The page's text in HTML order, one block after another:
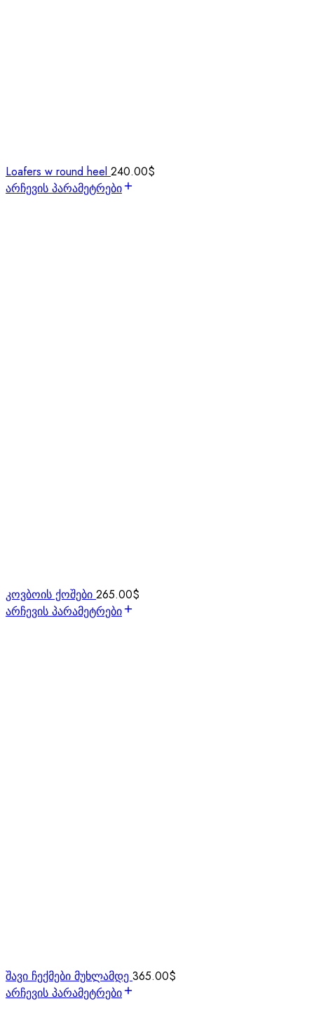
Loafers w round heel 240.00$
არჩევის პარამეტრები
კოვბოის ქოშები 265.00$
არჩევის პარამეტრები
შავი ჩექმები მუხლამდე 365.00$
არჩევის პარამეტრები